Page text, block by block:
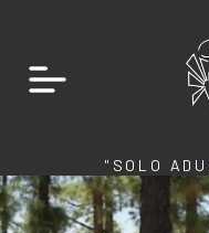
"SOLO